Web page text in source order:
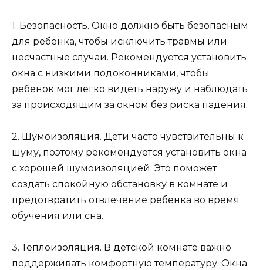
1. Безопасность. Окно должно быть безопасным
для ребенка, чтобы исключить травмы или
несчастные случаи. Рекомендуется установить
окна с низкими подоконниками, чтобы
ребенок мог легко видеть наружу и наблюдать
за происходящим за окном без риска падения.
2. Шумоизоляция. Дети часто чувствительны к
шуму, поэтому рекомендуется установить окна
с хорошей шумоизоляцией. Это поможет
создать спокойную обстановку в комнате и
предотвратить отвлечение ребенка во время
обучения или сна.
3. Теплоизоляция. В детской комнате важно
поддерживать комфортную температуру. Окна